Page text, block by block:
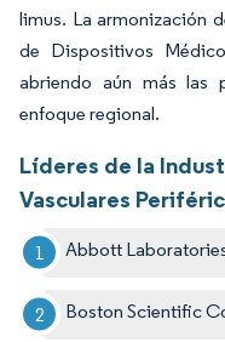
limus. La armonización
de Dispositivos
abriendo aún más las
enfoque regional.
Líderes de la
Vasculares
Abbott
Boston Scientific